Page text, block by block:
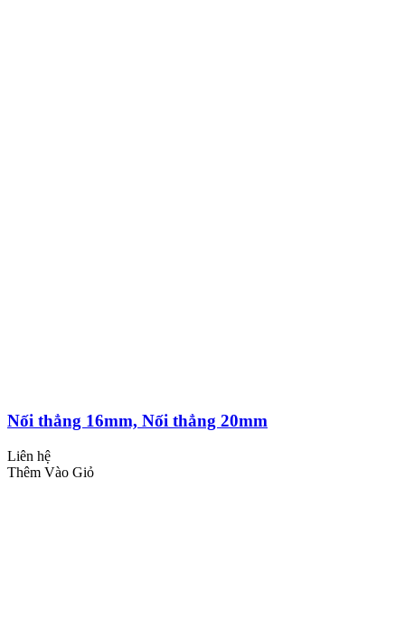
Nối thẳng 16mm, Nối thẳng 20mm
Liên hệ
Thêm Vào Giỏ